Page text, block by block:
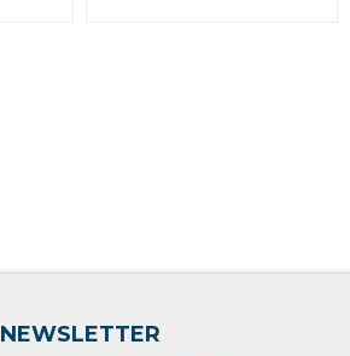
NEWSLETTER